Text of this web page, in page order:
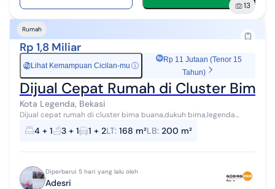
13
Rumah
Rp 1,8 Miliar
Rp Lihat Kemampuan Cicilan-mu ⓘ
Rp 11 Jutaan (Tenor 15
Tahun)
Dijual Cepat Rumah di Cluster Bima
Kota Legenda, Bekasi
Dijual cepat rumah di cluster bima buana,dukuh bima,legenda
wisata,lambangsari,tambun selatan SHM Luas tanah 168 m2 Luas
bangunan 200 m2 Kamar tid...
4 + 1 3 + 1 1 + 2LT: 168 m²LB: 200 m²
Diperbarui 5 hari yang lalu oleh
Adesri